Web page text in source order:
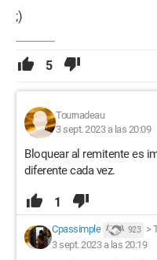
;)
5
Tournadeau
3 sept. 2023 a las 20:09
Bloquear al remitente es
diferente cada vez.
1
Cpassimple 923 >
3 sept. 2023 a las 20:19